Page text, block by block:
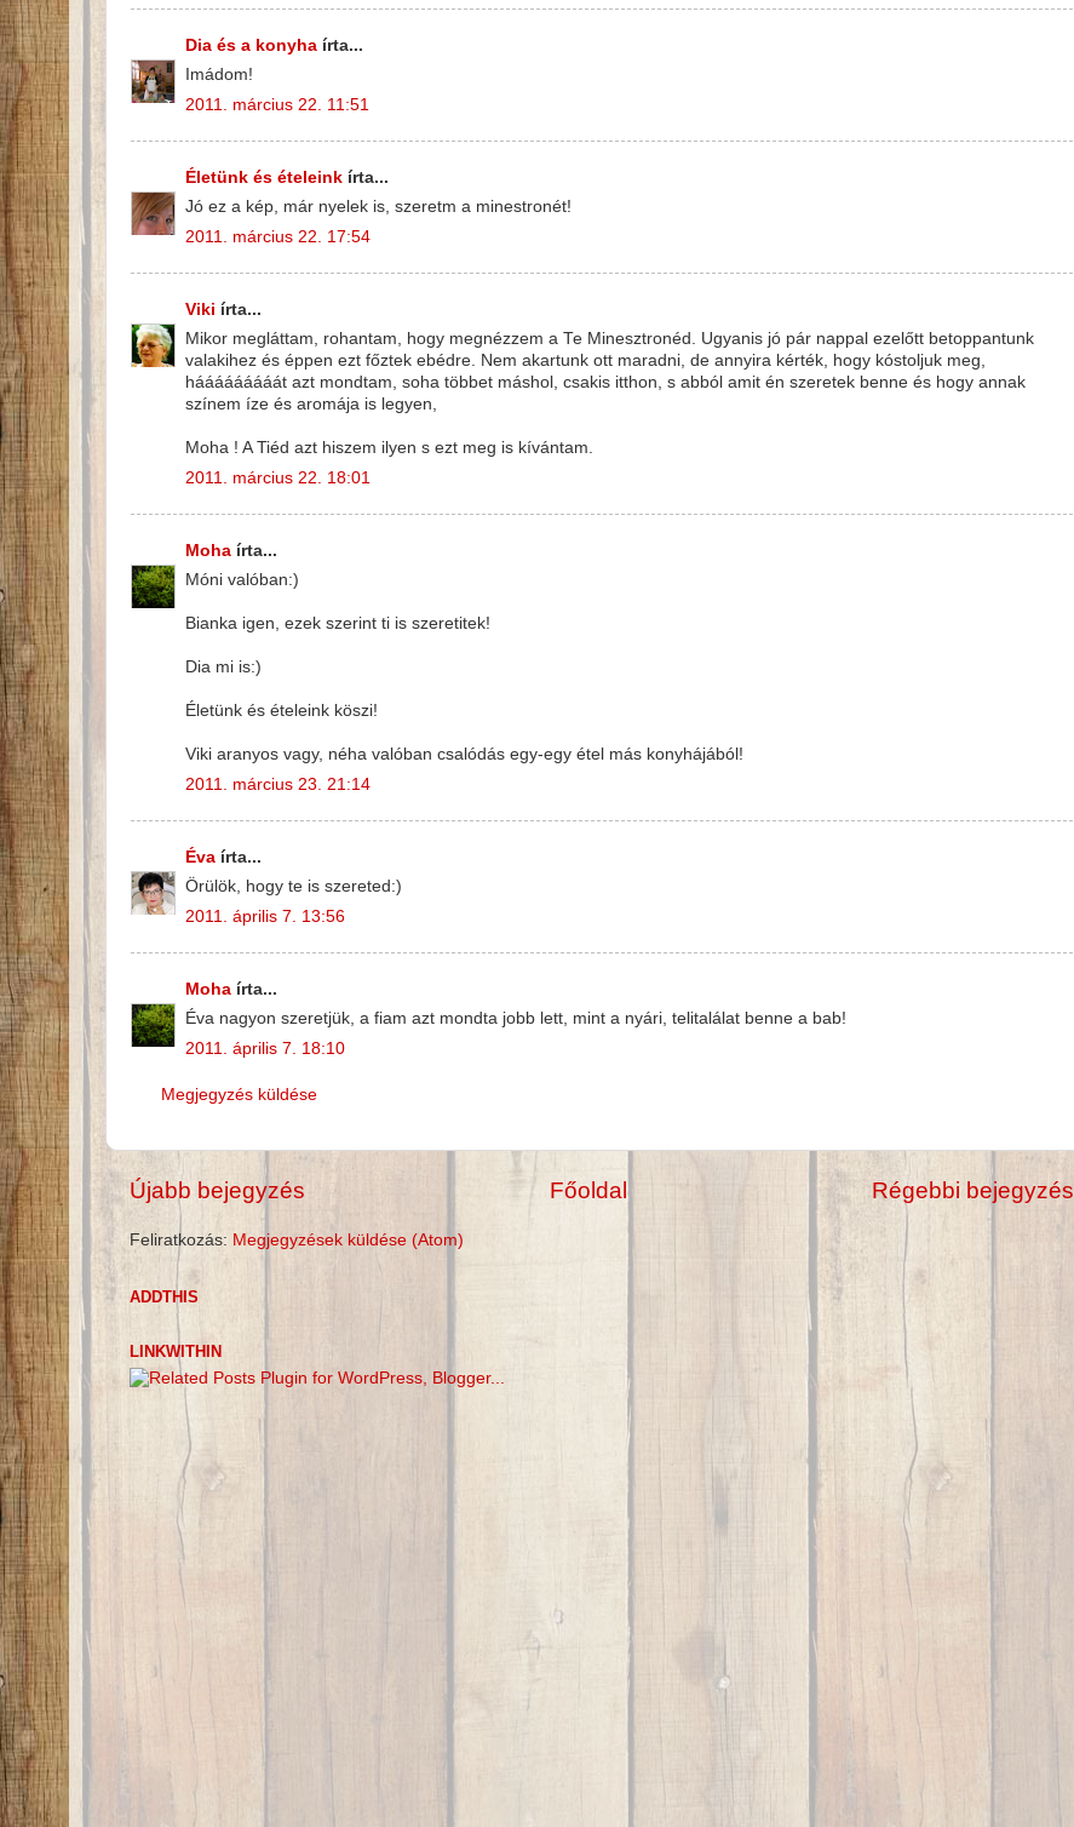
Dia és a konyha írta...
Imádom!
2011. március 22. 11:51
Életünk és ételeink írta...
Jó ez a kép, már nyelek is, szeretm a minestronét!
2011. március 22. 17:54
Viki írta...
Mikor megláttam, rohantam, hogy megnézzem a Te Minesztronéd. Ugyanis jó pár nappal ezelőtt betoppantunk
valakihez és éppen ezt főztek ebédre. Nem akartunk ott maradni, de annyira kérték, hogy kóstoljuk meg,
hááááááááát azt mondtam, soha többet máshol, csakis itthon, s abból amit én szeretek benne és hogy annak
színem íze és aromája is legyen,
Moha ! A Tiéd azt hiszem ilyen s ezt meg is kívántam.
2011. március 22. 18:01
Moha írta...
Móni valóban:)
Bianka igen, ezek szerint ti is szeretitek!
Dia mi is:)
Életünk és ételeink köszi!
Viki aranyos vagy, néha valóban csalódás egy-egy étel más konyhájából!
2011. március 23. 21:14
Éva írta...
Örülök, hogy te is szereted:)
2011. április 7. 13:56
Moha írta...
Éva nagyon szeretjük, a fiam azt mondta jobb lett, mint a nyári, telitalálat benne a bab!
2011. április 7. 18:10
Megjegyzés küldése
Újabb bejegyzés Régebbi bejegyzés
Főoldal
Feliratkozás: Megjegyzések küldése (Atom)
ADDTHIS
LINKWITHIN